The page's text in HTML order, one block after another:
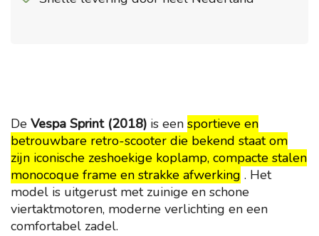
De Vespa Sprint (2018) is een sportieve en
betrouwbare retro-scooter die bekend staat om
zijn iconische zeshoekige koplamp, compacte stalen
monocoque frame en strakke afwerking . Het
model is uitgerust met zuinige en schone
viertaktmotoren, moderne verlichting en een
comfortabel zadel.